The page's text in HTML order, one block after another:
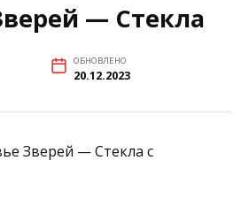
— Стекла
ОБНОВЛЕНО
20.12.2023
Зверей — Стекла с